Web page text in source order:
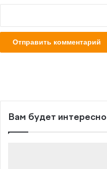
Вам будет интересно